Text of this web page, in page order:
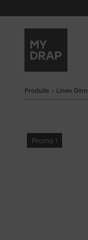
Produits Linen
Promo !